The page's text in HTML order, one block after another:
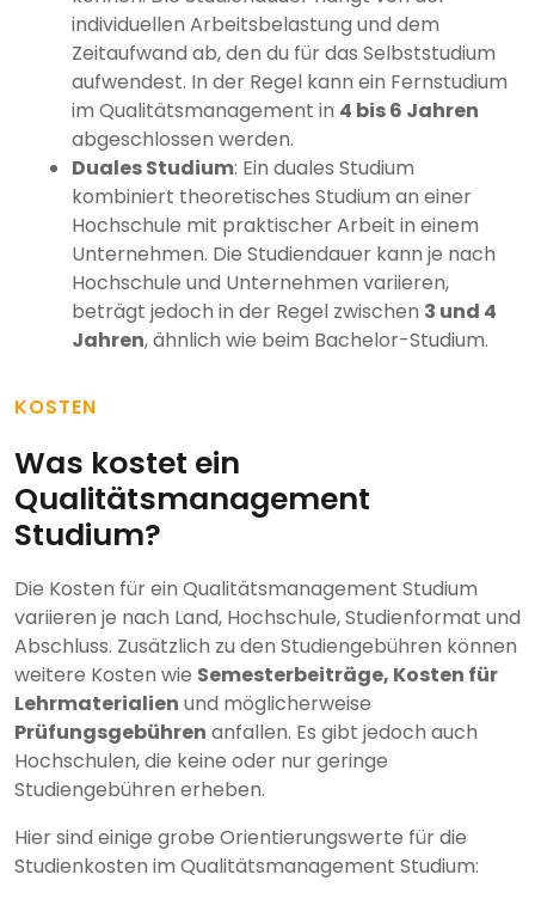
individuellen Arbeitsbelastung und dem
Zeitaufwand ab, den du für das Selbststudium
aufwendest. In der Regel kann ein Fernstudium
im Qualitätsmanagement in 4 bis 6 Jahren
abgeschlossen werden.
Duales Studium: Ein duales Studium
kombiniert theoretisches Studium an einer
Hochschule mit praktischer Arbeit in einem
Unternehmen. Die Studiendauer kann je nach
Hochschule und Unternehmen variieren,
beträgt jedoch in der Regel zwischen 3 und 4
Jahren, ähnlich wie beim Bachelor-Studium.
KOSTEN
Was kostet ein
Qualitätsmanagement
Studium?
Die Kosten für ein Qualitätsmanagement Studium
variieren je nach Land, Hochschule, Studienformat und
Abschluss. Zusätzlich zu den Studiengebühren können
weitere Kosten wie Semesterbeiträge, Kosten für
Lehrmaterialien und möglicherweise
Prüfungsgebühren anfallen. Es gibt jedoch auch
Hochschulen, die keine oder nur geringe
Studiengebühren erheben.
Hier sind einige grobe Orientierungswerte für die
Studienkosten im Qualitätsmanagement Studium: